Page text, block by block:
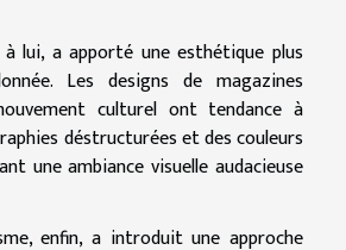
lui, a apporté une esthétique plus
Les designs de magazines
culturel ont tendance à
déstructurées et des couleurs
une ambiance visuelle audacieuse
enfin, a introduit une approche